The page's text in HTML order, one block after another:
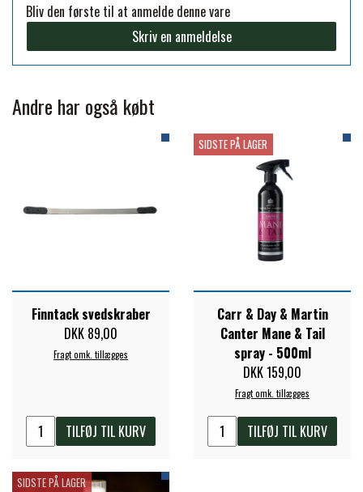
PREMIER EQUINE SADLER
PREMIER EQUINE SADEL TILBEHØR
PREMIER EQUINE SADELUNDERLAG
PREMIER EQUINE PADS
PREMIER EQUINE BENBESKYTTELSE
PREMIER EQUINE TRANSPORT
BESKYTTELSE
PREMIER EQUINE KØLETERAPI
PREMIER EQUINE GROOMING & STALD
FORAN EQUINE
HAPPY MOUTH
KÄLLQUIST EQUESTIAN
MUSTAD
Bliv den første til at anmelde denne vare
Skriv en anmeldelse
Andre har også købt
Finntack svedskraber
DKK 89,00
Fragt omk. tillægges
TILFØJ TIL KURV
SIDSTE PÅ LAGER
Carr & Day & Martin
Canter Mane & Tail
spray - 500ml
DKK 159,00
Fragt omk. tillægges
TILFØJ TIL KURV
SIDSTE PÅ LAGER